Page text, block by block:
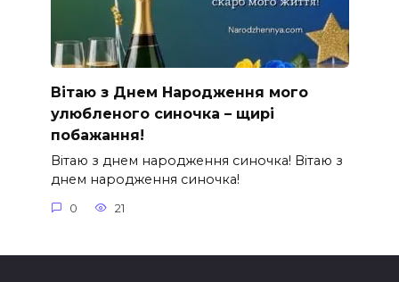
Вітаю з Днем Народження мого
улюбленого синочка – щирі
побажання!
Вітаю з днем народження синочка! Вітаю з
днем народження синочка!
0 21